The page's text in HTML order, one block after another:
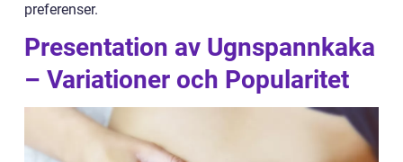
preferenser.
Presentation av Ugnspannkaka
– Variationer och Popularitet